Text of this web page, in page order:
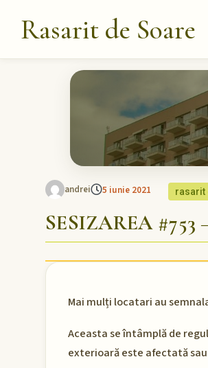
Rasarit de Soare
andrei 5 iunie 2021 rasarit
SESIZAREA #753
Mai mulți locatari au
Aceasta se întâmplă de
exterioară este afectată